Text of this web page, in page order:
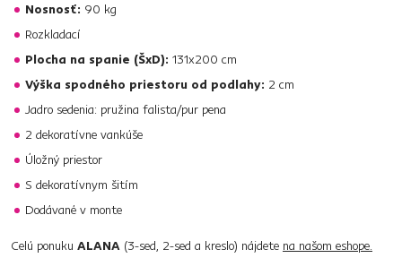
Nosnosť: 90 kg
Rozkladací
Plocha na spanie (ŠxD): 131x200 cm
Výška spodného priestoru od podlahy: 2 cm
Jadro sedenia: pružina falista/pur pena
2 dekoratívne vankúše
Úložný priestor
S dekoratívnym šitím
Dodávané v monte
Celú ponuku ALANA (3-sed, 2-sed a kreslo) nájdete na našom eshope.